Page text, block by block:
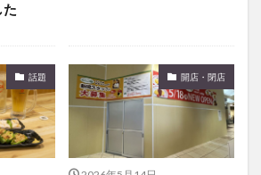
た
話題 開店・閉店